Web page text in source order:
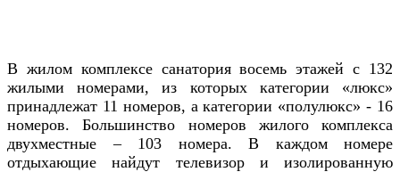
В жилом комплексе санатория восемь этажей с 132
жилыми номерами, из которых категории «люкс»
принадлежат 11 номеров, а категории «полулюкс» - 16
номеров. Большинство номеров жилого комплекса
двухместные – 103 номера. В каждом номере
отдыхающие найдут телевизор и изолированную